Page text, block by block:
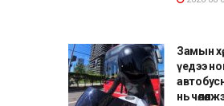
Замын
үедээ
нь